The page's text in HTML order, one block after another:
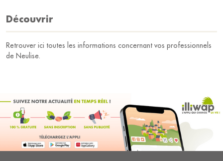
Découvrir
Retrouver ici toutes les informations concernant vos professionnels
de Neulise.